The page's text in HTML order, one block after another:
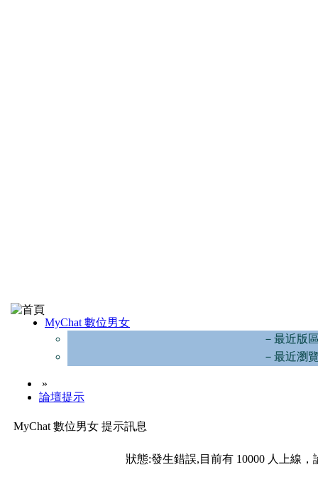
MyChat 數位男女
－最近版
－最近瀏
»
論壇提示
MyChat 數位男女 提示訊息
狀態:發生錯誤,目前有 10000 人上線